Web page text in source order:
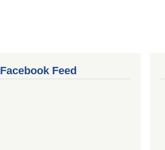
Facebook Feed